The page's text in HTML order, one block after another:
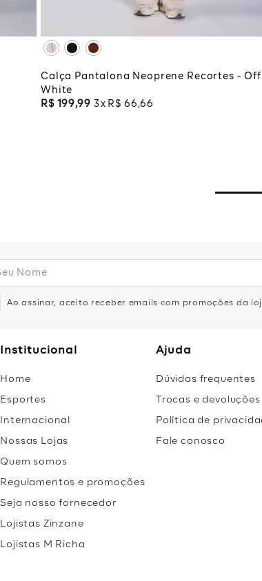
ADICIONAR À SACOLA
Calça Pantalona Neoprene Recortes - Off
White
R$ 199,99 3 R$ 66 ,66
Ao assinar, aceito receber emails com promoções da
Institucional
Home
Esportes
Internacional
Nossas Lojas
Quem somos
Regulamentos e promoções
Seja nosso fornecedor
Lojistas Zinzane
Lojistas M Richa
Ajuda
Dúvidas frequentes
Trocas e devoluções
Política de
Fale conosco